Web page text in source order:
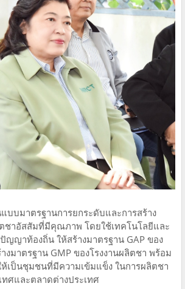
บบมาตรฐานการยกระดับและการสร้าง
ชาอัสสัมที่มีคุณภาพ โดยใช้เทคโนโลยีและ
ญญาท้องถิ่น ให้สร้างมาตรฐาน GAP ของ
งมาตรฐาน GMP ของโรงงานผลิตชา พร้อม
เป็นชุมชนที่มีความเข้มแข็ง ในการผลิตชา
ศและตลาดต่างประเทศ